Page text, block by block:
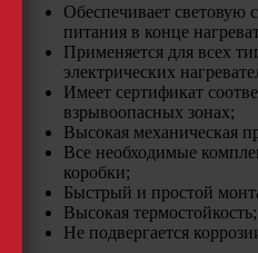
Обеспечивает световую
питания в конце
Применяется для всех
электрических
Имеет сертификат
взрывоопасных зонах;
Высокая механическая
Все необходимые
коробки;
Быстрый и простой
Высокая термостойкость;
Не подвергается